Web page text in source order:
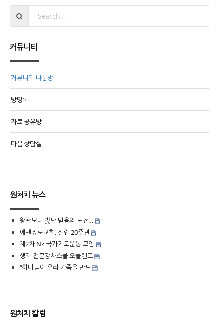
커뮤니티
커뮤니티 나눔방
방명록
자료 공유방
마음 상담실
원처치 뉴스
왕관보다 빛난 믿음의 도전…
에덴장로교회, 설립 20주년
제2차 NZ 국가기도운동 모임
생터 전문강사스쿨 오클랜드
“하나님이 우리 가족을 만드
원처치 칼럼